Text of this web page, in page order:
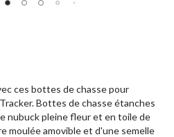
ces bottes de chasse pour
Bottes de chasse étanches
nubuck pleine fleur et en toile de
moulée amovible et d'une semelle